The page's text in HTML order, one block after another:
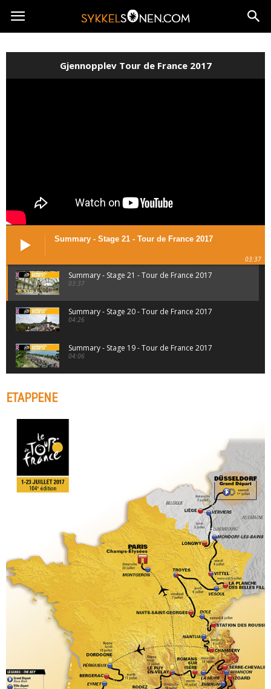
Gjennopplev Tour de France 2017
Summary - Stage 21 - Tour de France 2017
03:37
Summary - Stage 21 - Tour de France 2017
03:37
Summary - Stage 20 - Tour de France 2017
04:26
Summary - Stage 19 - Tour de France 2017
04:06
Summary - Stage 17 - Tour de France 2017
Summary - Stage 15 - Tour de France 2017
Summary - Stage 14 - Tour de France 2017
04:20
Summary - Stage 13 - Tour de France 2017
03:55
Summary - Stage 12 - Tour de France 2017
04:00
Summary - Stage 11 - Tour de France 2017
04:05
Summary - Stage 10 - Tour de France 2017
03:48
ETAPPENE